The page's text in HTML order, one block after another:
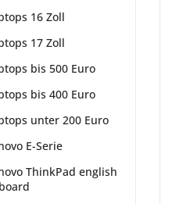
16 Zoll
17 Zoll
bis 500 Euro
bis 400 Euro
unter 200 Euro
E-Serie
ThinkPad english